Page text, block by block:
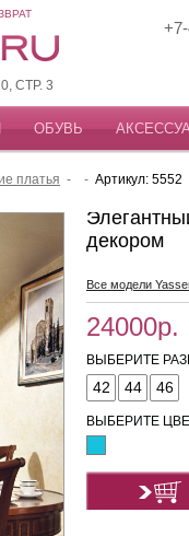
СТР. 3
ОБУВЬ
платья - - Артикул: 5552
декором
Все модели
24000р.
ВЫБЕРИТЕ
42 44 46
ВЫБЕРИТЕ